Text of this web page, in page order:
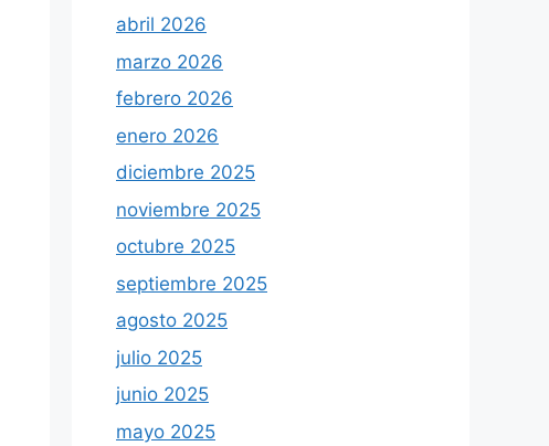
abril 2026
marzo 2026
febrero 2026
enero 2026
diciembre 2025
noviembre 2025
octubre 2025
septiembre 2025
agosto 2025
julio 2025
junio 2025
mayo 2025